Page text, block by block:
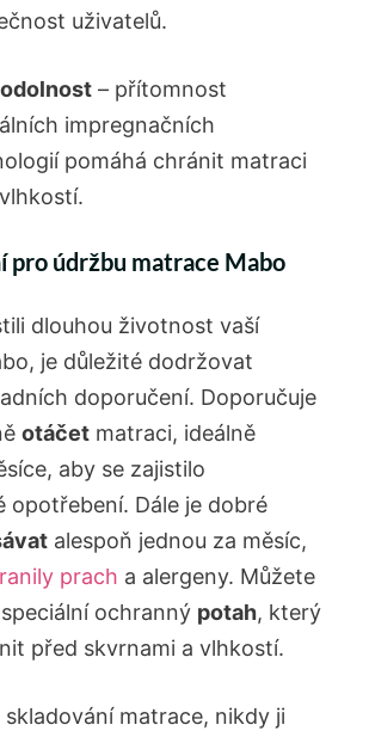
uživatelů.
– přítomnost
impregnačních
pomáhá chránit matraci
pro údržbu matrace Mabo
dlouhou životnost vaší
je důležité dodržovat
doporučení. Doporučuje
otáčet matraci, ideálně
aby se zajistilo
opotřebení. Dále je dobré
alespoň jednou za měsíc,
prach a alergeny. Můžete
ochranný potah, který
před skvrnami a vlhkostí.
skladování matrace, nikdy ji